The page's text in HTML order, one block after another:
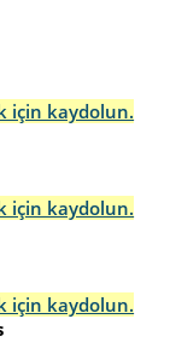
için kaydolun.
için kaydolun.
için kaydolun.